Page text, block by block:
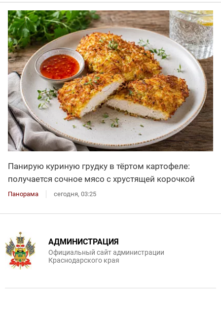
Панирую куриную грудку в тёртом картофеле:
получается сочное мясо с хрустящей корочкой
Панорама сегодня, 03:25
АДМИНИСТРАЦИЯ
Официальный сайт администрации
Краснодарского края